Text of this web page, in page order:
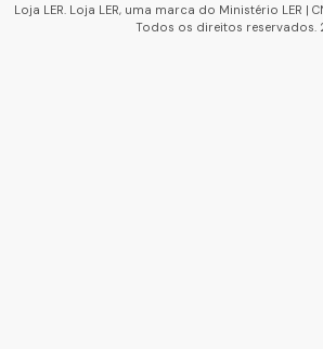
Loja LER. Loja LER, uma marca do Ministério LER |
Todos os direitos reservados.